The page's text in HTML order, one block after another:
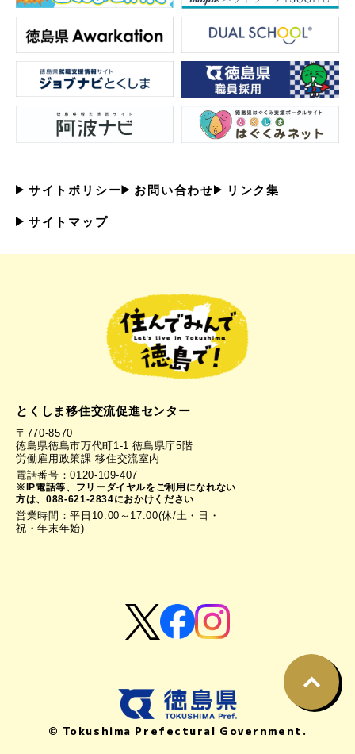
サイトポリシー お問い合わせ リンク集
サイトマップ
とくしま移住交流促進センター
〒770-8570
徳島県徳島市万代町1-1 徳島県庁5階
労働雇用政策課 移住交流室内
電話番号：0120-109-407
※IP電話等、フリーダイヤルをご利用になれない
方は、088-621-2834におかけください
営業時間：平日10:00～17:00(休/土・日・
祝・年末年始)
© Tokushima Prefectural Government.